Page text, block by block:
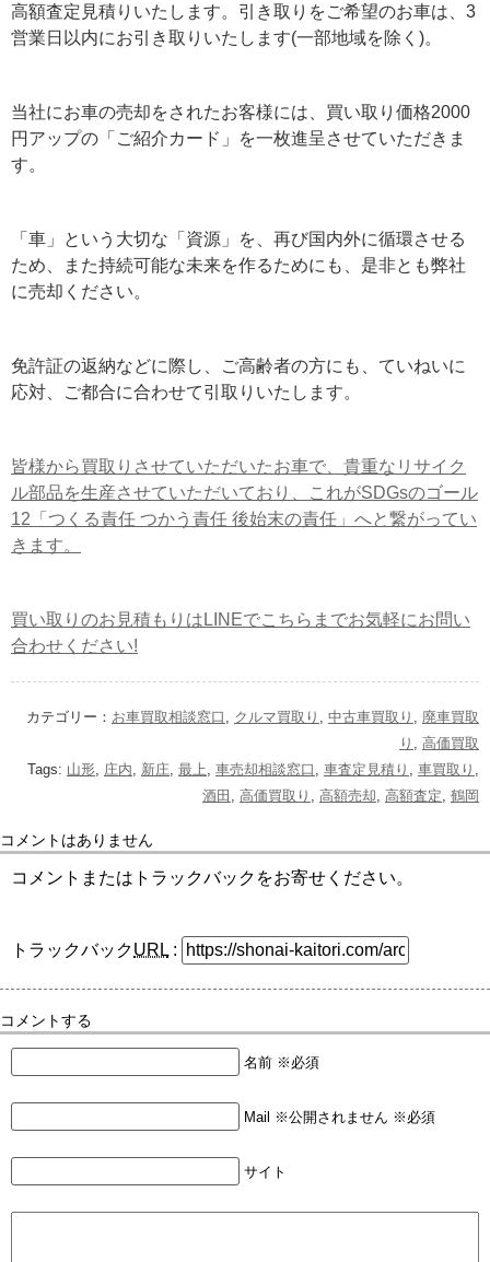
高額査定見積りいたします。引き取りをご希望のお車は、3
営業日以内にお引き取りいたします(一部地域を除く)。
当社にお車の売却をされたお客様には、買い取り価格2000
円アップの「ご紹介カード」を一枚進呈させていただきま
す。
「車」という大切な「資源」を、再び国内外に循環させる
ため、また持続可能な未来を作るためにも、是非とも弊社
に売却ください。
免許証の返納などに際し、ご高齢者の方にも、ていねいに
応対、ご都合に合わせて引取りいたします。
皆様から買取りさせていただいたお車で、貴重なリサイク
ル部品を生産させていただいており、これがSDGsのゴール
12「つくる責任 つかう責任 後始末の責任」へと繋がってい
きます。
買い取りのお見積もりはLINEでこちらまでお気軽にお問い
合わせください!
カテゴリー： お車買取相談窓口 クルマ買取り 中古車買取り
廃車買取
り
高価買取
Tags: 山形 庄内 新庄 最上 車売却相談窓口 車査定見積り 車買取り
酒田
高価買取り 高額売却 高額査定 鶴岡
コメントはありません
コメントまたはトラックバックをお寄せください。
トラックバックURL :
コメントする
名前 ※必須
Mail ※公開されません ※必須
サイト